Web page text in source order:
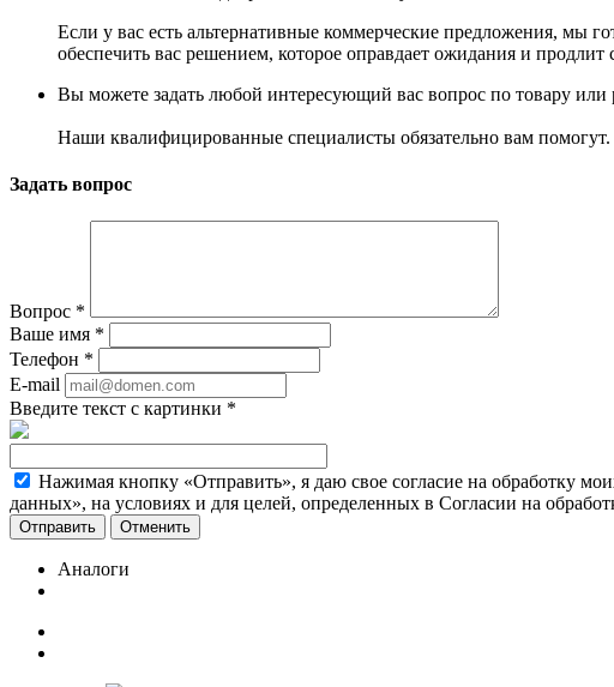
Если у вас есть альтернативные коммерческие предложения, мы
обеспечить вас решением, которое оправдает ожидания и
Вы можете задать любой интересующий вас вопрос по товару или
Наши квалифицированные специалисты обязательно вам помогут.
Задать вопрос
Вопрос *
Ваше имя *
Телефон *
E-mail
Введите текст с картинки *
Нажимая кнопку «Отправить», я даю свое согласие на обработку
данных», на условиях и для целей, определенных в Согласии на
Отменить
Аналоги